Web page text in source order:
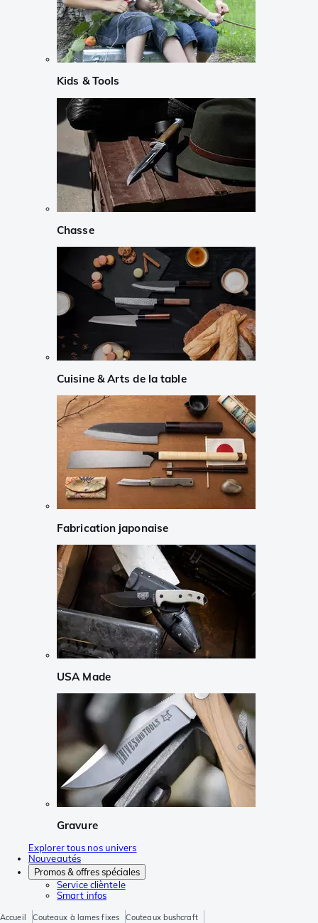
Kids & Tools
Chasse
Cuisine & Arts de la table
Fabrication japonaise
USA Made
Gravure
Explorer tous nos univers
Nouveautés
Promos & offres spéciales
Service clièntele
Smart infos
Accueil Couteaux à lames fixes
Couteaux bushcraft